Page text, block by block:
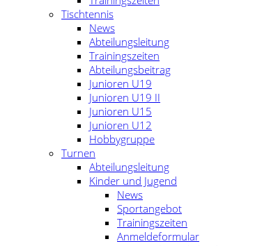
Tischtennis
News
Abteilungsleitung
Trainingszeiten
Abteilungsbeitrag
Junioren U19
Junioren U19 II
Junioren U15
Junioren U12
Hobbygruppe
Turnen
Abteilungsleitung
Kinder und Jugend
News
Sportangebot
Trainingszeiten
Anmeldeformular